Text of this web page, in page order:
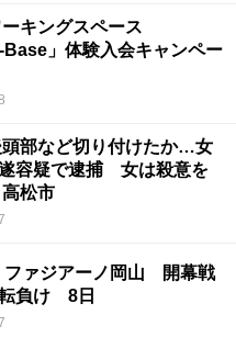
キングスペース
Base」体験入会キャンペー
頭部など切り付けたか…女
容疑で逮捕 女は殺意を
松市
ファジアーノ岡山 開幕戦
負け 8日